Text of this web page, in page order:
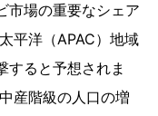
市場の重要なシェア
平洋（APAC）地域
すると予想されま
産階級の人口の増